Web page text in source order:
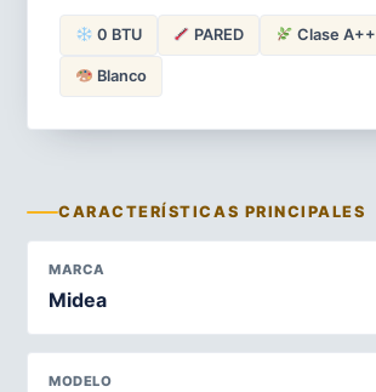
0 BTU PARED Clase A++
Blanco
CARACTERÍSTICAS PRINCIPALES
MARCA
Midea
MODELO